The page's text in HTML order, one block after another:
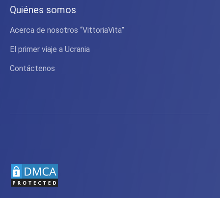
Quiénes somos
Acerca de nosotros “VittoriaVita”
El primer viaje a Ucrania
Contáctenos